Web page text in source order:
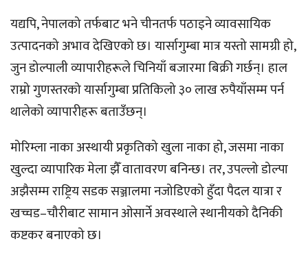
यद्यपि, नेपालको तर्फबाट भने चीनतर्फ पठाइने व्यावसायिक
उत्पादनको अभाव देखिएको छ। यार्सागुम्बा मात्र यस्तो सामग्री हो,
जुन डोल्पाली व्यापारीहरूले चिनियाँ बजारमा बिक्री गर्छन्। हाल
राम्रो गुणस्तरको यार्सागुम्बा प्रतिकिलो ३० लाख रुपैयाँसम्म पर्न
थालेको व्यापारीहरू बताउँछन्।
मोरिम्ला नाका अस्थायी प्रकृतिको खुला नाका हो, जसमा नाका
खुल्दा व्यापारिक मेला झैँ वातावरण बनिन्छ। तर, उपल्लो डोल्पा
अझैसम्म राष्ट्रिय सडक सञ्जालमा नजोडिएको हुँदा पैदल यात्रा र
खच्चड–चौरीबाट सामान ओसार्ने अवस्थाले स्थानीयको दैनिकी
कष्टकर बनाएको छ।